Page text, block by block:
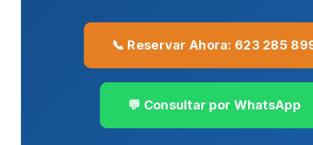
📞 Reservar Ahora: 623 285
💬 Consultar por WhatsApp